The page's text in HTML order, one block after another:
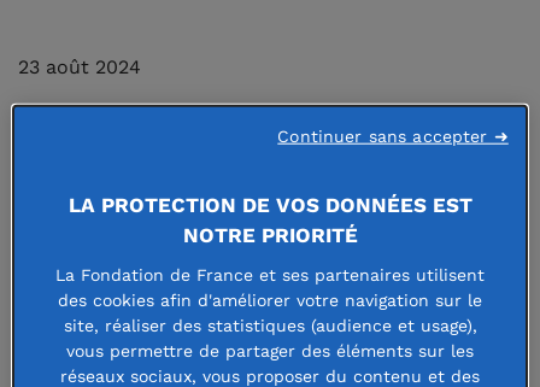
23 août 2024
LA PROTECTION DE VOS DONNÉES EST
NOTRE PRIORITÉ
La Fondation de France et ses partenaires utilisent
des cookies afin d'améliorer votre navigation sur le
site, réaliser des statistiques (audience et usage),
vous permettre de partager des éléments sur les
réseaux sociaux, vous proposer du contenu et des
Continuer sans accepter ➜